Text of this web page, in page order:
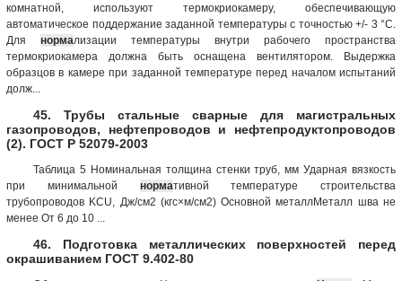
комнатной, используют термокриокамеру, обеспечивающую
автоматическое поддержание заданной температуры с точностью +/- 3 °C.
Для нормализации температуры внутри рабочего пространства
термокриокамера должна быть оснащена вентилятором. Выдержка
образцов в камере при заданной температуре перед началом испытаний
долж...
45. Трубы стальные сварные для магистральных
газопроводов, нефтепроводов и нефтепродуктопроводов
(2). ГОСТ Р 52079-2003
Таблица 5 Номинальная толщина стенки труб, мм Ударная вязкость
при минимальной нормативной температуре строительства
трубопроводов KCU, Дж/см2 (кгс×м/см2) Основной металлМеталл шва не
менее От 6 до 10 ...
46. Подготовка металлических поверхностей перед
окрашиванием ГОСТ 9.402-80